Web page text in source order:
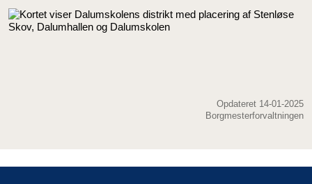
Opdateret 14-01-2025
Borgmesterforvaltningen